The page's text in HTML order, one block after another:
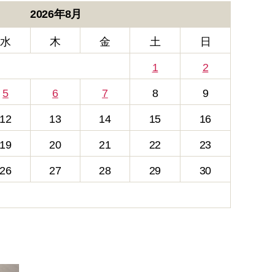
2026年8月
水 木 金 土 日
1 2
5 6 7 8 9
12 13 14 15 16
19 20 21 22 23
26 27 28 29 30